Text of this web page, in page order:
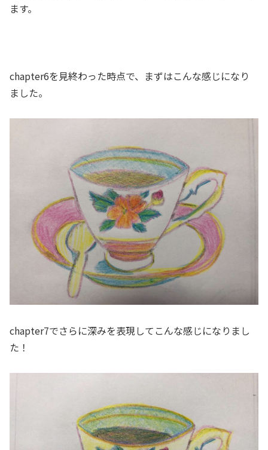
ます。
chapter6を見終わった時点で、まずはこんな感じになり
ました。
chapter7でさらに深みを表現してこんな感じになりまし
た！